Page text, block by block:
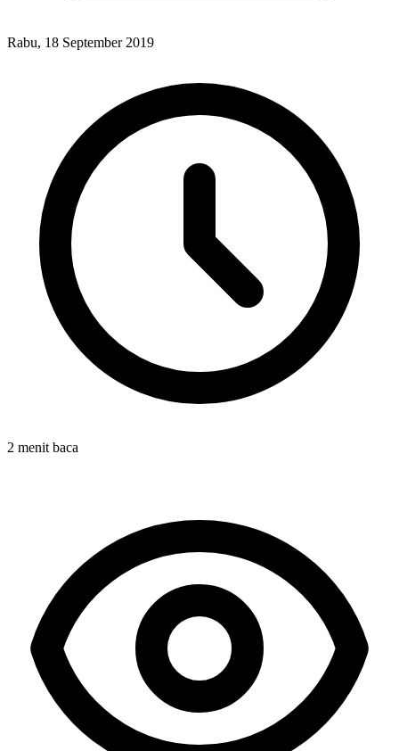
Rabu, 18 September 2019
2 menit baca